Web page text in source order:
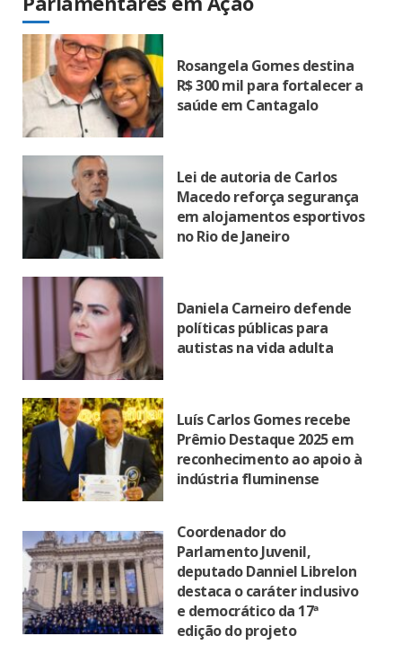
Rosangela Gomes destina
R$ 300 mil para fortalecer a
saúde em Cantagalo
Lei de autoria de Carlos
Macedo reforça segurança
em alojamentos esportivos
no Rio de Janeiro
Daniela Carneiro defende
políticas públicas para
autistas na vida adulta
Luís Carlos Gomes recebe
Prêmio Destaque 2025 em
reconhecimento ao apoio à
indústria fluminense
Coordenador do
Parlamento Juvenil,
deputado Danniel Librelon
destaca o caráter inclusivo
e democrático da 17ª
edição do projeto